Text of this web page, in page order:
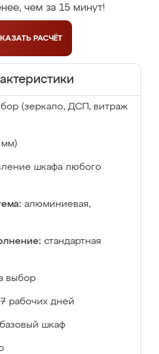
чем за 15 минут!
РАСЧЁТ
(зеркало, ДСП, витраж
мм)
шкафа любого
алюминиевая,
стандартная
выбор
7 рабочих дней
базовый шкаф